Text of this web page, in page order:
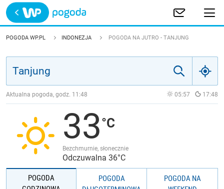
Trwa ładowanie
POLSKA
JAKOŚĆ POWIETRZA
POGODA WP.PL INDONEZJA POGODA NA JUTRO - TANJUNG
Aktualna pogoda, godz. 11:48 05:57 17:48
33
Bezchmurnie, słonecznie
Odczuwalna 36°C
POGODA
POGODA
POGODA NA